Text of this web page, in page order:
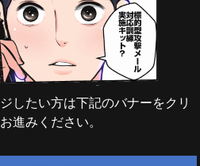
したい方は下記のバナーをクリ
進みください。